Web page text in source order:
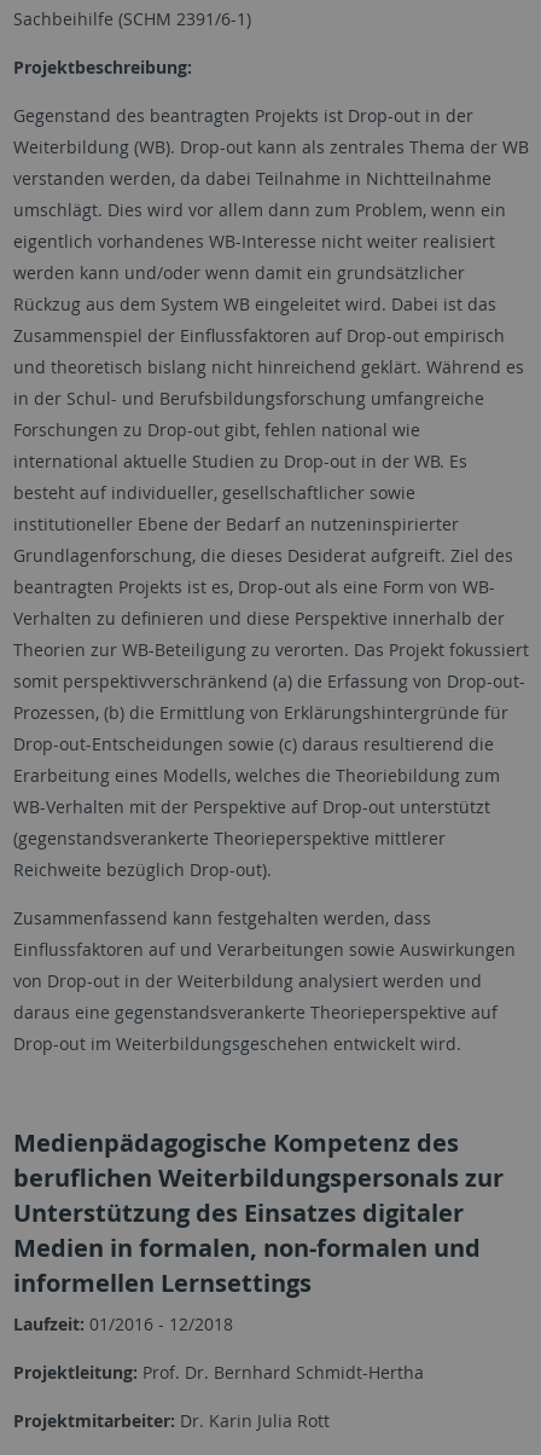
Sachbeihilfe (SCHM 2391/6-1)
Projektbeschreibung:
Gegenstand des beantragten Projekts ist Drop-out in der
Weiterbildung (WB). Drop-out kann als zentrales Thema der WB
verstanden werden, da dabei Teilnahme in Nichtteilnahme
umschlägt. Dies wird vor allem dann zum Problem, wenn ein
eigentlich vorhandenes WB-Interesse nicht weiter realisiert
werden kann und/oder wenn damit ein grundsätzlicher
Rückzug aus dem System WB eingeleitet wird. Dabei ist das
Zusammenspiel der Einflussfaktoren auf Drop-out empirisch
und theoretisch bislang nicht hinreichend geklärt. Während es
in der Schul- und Berufsbildungsforschung umfangreiche
Forschungen zu Drop-out gibt, fehlen national wie
international aktuelle Studien zu Drop-out in der WB. Es
besteht auf individueller, gesellschaftlicher sowie
institutioneller Ebene der Bedarf an nutzeninspirierter
Grundlagenforschung, die dieses Desiderat aufgreift. Ziel des
beantragten Projekts ist es, Drop-out als eine Form von WB-
Verhalten zu definieren und diese Perspektive innerhalb der
Theorien zur WB-Beteiligung zu verorten. Das Projekt fokussiert
somit perspektivverschränkend (a) die Erfassung von Drop-out-
Prozessen, (b) die Ermittlung von Erklärungshintergründe für
Drop-out-Entscheidungen sowie (c) daraus resultierend die
Erarbeitung eines Modells, welches die Theoriebildung zum
WB-Verhalten mit der Perspektive auf Drop-out unterstützt
(gegenstandsverankerte Theorieperspektive mittlerer
Reichweite bezüglich Drop-out).
Zusammenfassend kann festgehalten werden, dass
Einflussfaktoren auf und Verarbeitungen sowie Auswirkungen
von Drop-out in der Weiterbildung analysiert werden und
daraus eine gegenstandsverankerte Theorieperspektive auf
Drop-out im Weiterbildungsgeschehen entwickelt wird.
Medienpädagogische Kompetenz des
beruflichen Weiterbildungspersonals zur
Unterstützung des Einsatzes digitaler
Medien in formalen, non-formalen und
informellen Lernsettings
Laufzeit: 01/2016 - 12/2018
Projektleitung: Prof. Dr. Bernhard Schmidt-Hertha
Projektmitarbeiter: Dr. Karin Julia Rott